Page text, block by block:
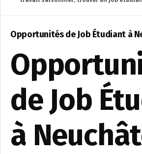
Opportunités de Job Étudiant à
de Job
à